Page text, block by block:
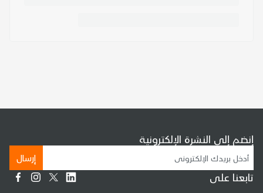
إنضم إلى النشرة الإلكترونية
إرسال
تابعنا على